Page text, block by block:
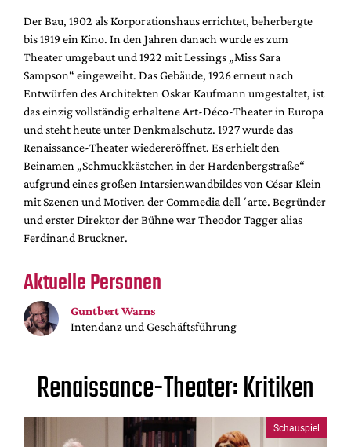
Hefte
Alle Hefte
Leseproben
Podcast
Service
Shop / Abo
Newsletter
Redaktion
Autor:innen
Partner
Suche
Der Bau, 1902 als Korporationshaus errichtet, beherbergte
bis 1919 ein Kino. In den Jahren danach wurde es zum
Theater umgebaut und 1922 mit Lessings „Miss Sara
Sampson“ eingeweiht. Das Gebäude, 1926 erneut nach
Entwürfen des Architekten Oskar Kaufmann umgestaltet, ist
das einzig vollständig erhaltene Art-Déco-Theater in Europa
und steht heute unter Denkmalschutz. 1927 wurde das
Renaissance-Theater wiedereröffnet. Es erhielt den
Beinamen „Schmuckkästchen in der Hardenbergstraße“
aufgrund eines großen Intarsienwandbildes von César Klein
mit Szenen und Motiven der Commedia dell´arte. Begründer
und erster Direktor der Bühne war Theodor Tagger alias
Ferdinand Bruckner.
Aktuelle Personen
Guntbert Warns
Intendanz und Geschäftsführung
Renaissance-Theater: Kritiken
Schauspiel